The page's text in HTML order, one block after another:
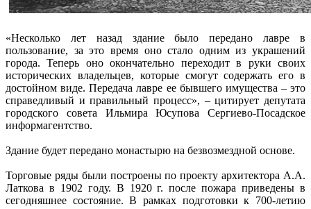
«Несколько лет назад здание было передано лавре в
пользование, за это время оно стало одним из украшений
города. Теперь оно окончательно переходит в руки своих
исторических владельцев, которые смогут содержать его в
достойном виде. Передача лавре ее бывшего имущества – это
справедливый и правильный процесс», – цитирует депутата
городского совета Ильмира Юсупова Сергиево-Посадское
информагентство.
Здание будет передано монастырю на безвозмездной основе.
Торговые ряды были построены по проекту архитектора А.А.
Латкова в 1902 году. В 1920 г. после пожара приведены в
сегодняшнее состояние. В рамках подготовки к 700-летию